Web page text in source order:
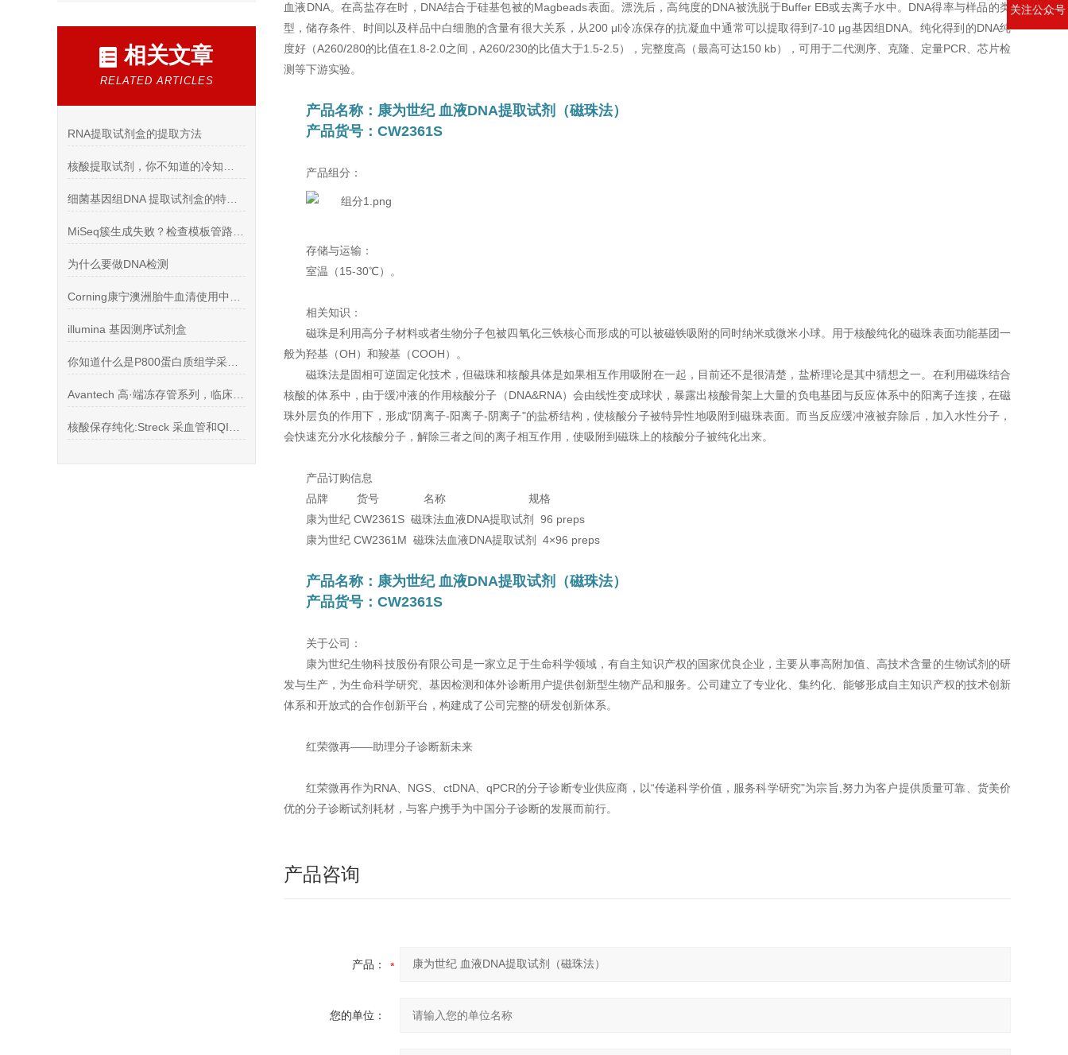
相关文章
RELATED ARTICLES
RNA提取试剂盒的提取方法
为什么要做DNA检测
illumina 基因测序试剂盒
血液DNA。在高盐存在时，DNA结合于硅基包被的Magbeads表面。漂洗后，高纯度的DNA被洗脱于Buffer EB或去离子水中。DNA得率与样品的类
型，储存条件、时间以及样品中白细胞的含量有很大关系，从200 μl冷冻保存的抗凝血中通常可以提取得到7-10 μg基因组DNA。纯化得到的DNA纯
度好（A260/280的比值在1.8-2.0之间，A260/230的比值大于1.5-2.5），完整度高（最高可达150 kb），可用于二代测序、克隆、定量PCR、芯片检
测等下游实验。
产品名称： 康为世纪 血液DNA提取试剂（磁珠法）
产品货号：CW2361S
产品组分：
存储与运输：
室温（15-30℃）。
相关知识：
磁珠是利用高分子材料或者生物分子包被四氧化三铁核心而形成的可以被磁铁吸附的同时纳米或微米小球。用于核酸纯化的磁珠表面功能基团一
般为羟基（OH）和羧基（COOH）。
磁珠法是固相可逆固定化技术，但磁珠和核酸具体是如果相互作用吸附在一起，目前还不是很清楚，盐桥理论是其中猜想之一。在利用磁珠结合
核酸的体系中，由于缓冲液的作用核酸分子（DNA&RNA）会由线性变成球状，暴露出核酸骨架上大量的负电基团与反应体系中的阳离子连接，在磁
珠外层负的作用下，形成“阴离子-阳离子-阴离子"的盐桥结构，使核酸分子被特异性地吸附到磁珠表面。而当反应缓冲液被弃除后，加入水性分子，
会快速充分水化核酸分子，解除三者之间的离子相互作用，使吸附到磁珠上的核酸分子被纯化出来。
产品订购信息
品牌 货号 名称 规格
康为世纪 CW2361S 磁珠法血液DNA提取试剂 96 preps
康为世纪 CW2361M 磁珠法血液DNA提取试剂 4×96 preps
产品名称： 康为世纪 血液DNA提取试剂（磁珠法）
产品货号：CW2361S
关于公司：
康为世纪生物科技股份有限公司是一家立足于生命科学领域，有自主知识产权的国家优良企业，主要从事高附加值、高技术含量的生物试剂的研
发与生产，为生命科学研究、基因检测和体外诊断用户提供创新型生物产品和服务。公司建立了专业化、集约化、能够形成自主知识产权的技术创新
体系和开放式的合作创新平台，构建成了公司完整的研发创新体系。
红荣微再——助理分子诊断新未来
红荣微再作为RNA、NGS、ctDNA、qPCR的分子诊断专业供应商，以“传递科学价值，服务科学研究"为宗旨,努力为客户提供质量可靠、货美价
优的分子诊断试剂耗材，与客户携手为中国分子诊断的发展而前行。
产品咨询
产品：
您的单位：
关注公众号